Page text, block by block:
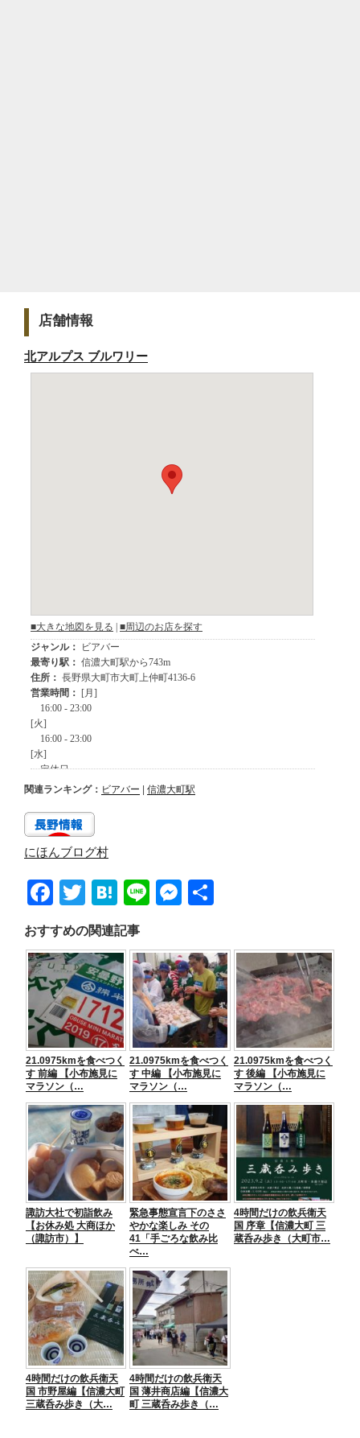
店舗情報
北アルプス ブルワリー
関連ランキング： ビアバー | 信濃大町駅
にほんブログ村
F
a
c
e
b
o
o
k
T
wi
tt
er
H
at
e
n
a
Li
e
M
ss
e
n
g
er
おすすめの関連記事
21.0975kmを食べつく
す 前編 【小布施見に
マラソン（…
21.0975kmを食べつく
す 中編 【小布施見に
マラソン（…
21.0975kmを食べつく
す 後編 【小布施見に
マラソン（…
諏訪大社で初詣飲み
【お休み処 大商ほか
（諏訪市）】
緊急事態宣言下のささ
やかな楽しみ その
41「手ごろな飲み比
べ…
4時間だけの飲兵衛天
国 序章【信濃大町 三
蔵呑み歩き（大町市…
4時間だけの飲兵衛天
国 市野屋編【信濃大町
三蔵呑み歩き（大…
4時間だけの飲兵衛天
国 薄井商店編【信濃大
町 三蔵呑み歩き（…